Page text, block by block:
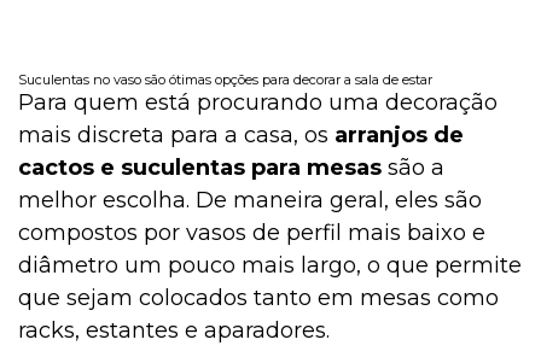
Suculentas no vaso são ótimas opções para decorar a sala de estar
Para quem está procurando uma decoração
mais discreta para a casa, os arranjos de
cactos e suculentas para mesas são a
melhor escolha. De maneira geral, eles são
compostos por vasos de perfil mais baixo e
diâmetro um pouco mais largo, o que permite
que sejam colocados tanto em mesas como
racks, estantes e aparadores.